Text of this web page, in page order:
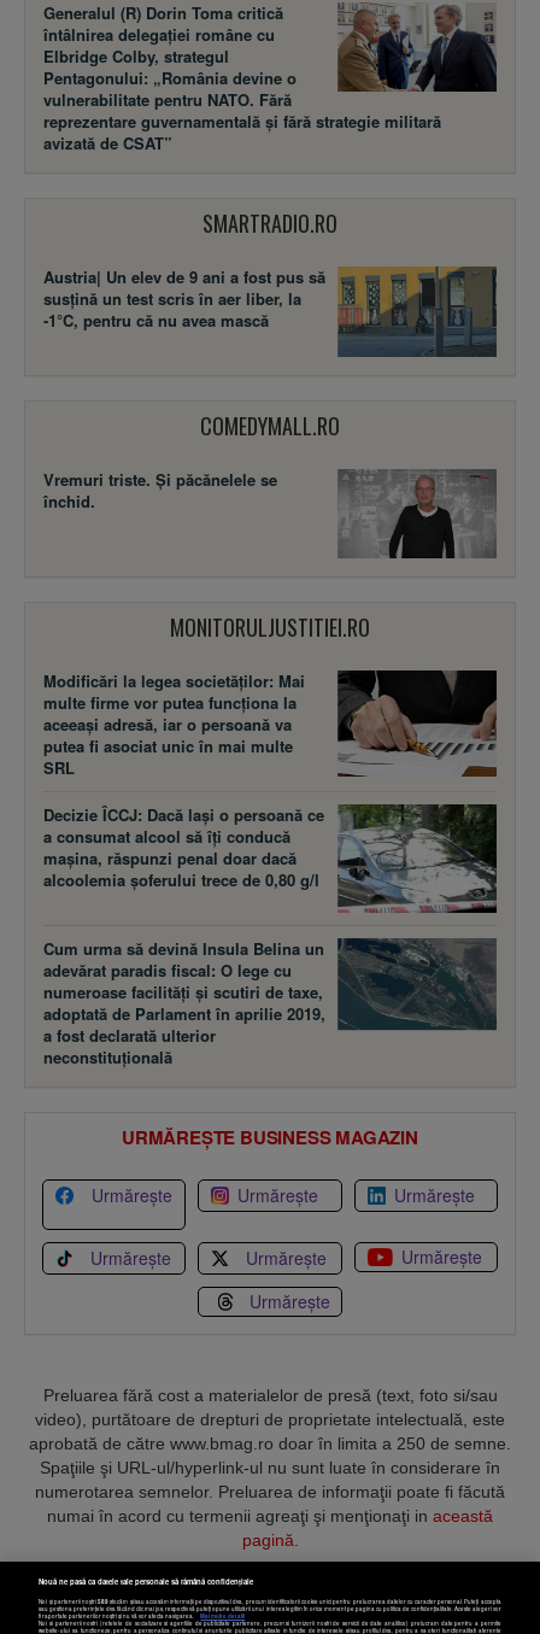
Generalul (R) Dorin Toma critică
întâlnirea delegației române cu
Elbridge Colby, strategul
Pentagonului: „România devine o
vulnerabilitate pentru NATO. Fără
reprezentare guvernamentală și fără strategie militară
avizată de CSAT”
SMARTRADIO.RO
Austria| Un elev de 9 ani a fost pus să
susţină un test scris în aer liber, la
-1°C, pentru că nu avea mască
COMEDYMALL.RO
Vremuri triste. Şi păcănelele se
închid.
MONITORULJUSTITIEI.RO
Modificări la legea societăţilor: Mai
multe firme vor putea funcţiona la
aceeaşi adresă, iar o persoană va
putea fi asociat unic în mai multe
SRL
Decizie ÎCCJ: Dacă laşi o persoană ce
a consumat alcool să îţi conducă
maşina, răspunzi penal doar dacă
alcoolemia şoferului trece de 0,80 g/l
Cum urma să devină Insula Belina un
adevărat paradis fiscal: O lege cu
numeroase facilităţi şi scutiri de taxe,
adoptată de Parlament în aprilie 2019,
a fost declarată ulterior
neconstituţională
URMĂREȘTE BUSINESS MAGAZIN
Urmărește Urmărește Urmărește
Urmărește Urmărește
Urmărește
Urmărește
Preluarea fără cost a materialelor de presă (text, foto si/sau
video), purtătoare de drepturi de proprietate intelectuală, este
aprobată de către www.bmag.ro doar în limita a 250 de semne.
Spaţiile şi URL-ul/hyperlink-ul nu sunt luate în considerare în
numerotarea semnelor. Preluarea de informaţii poate fi făcută
numai în acord cu termenii agreaţi şi menţionaţi in această
pagină
Nouă ne pasă ca datele tale personale să rămână confidențiale
Noi și partenerii noștri589stocăm și/sau accesăm informații pe dispozitivul dvs., precum identificatorii cookie unici pentru prelucrarea datelor cu caracter personal. Puteți accepta
sau gestiona preferințele dvs. făcând clic mai jos, respectiv vă puteți opune utilizării unui interes legitim în orice moment pe pagina cu politica de confidențialitate. Aceste alegeri vor
fi raportate partenerilor noștri și nu vă vor afecta navigarea.
Mai multe detalii
Noi si partenerii nostri (retelele de socializare si agentiile de publicitate partenere, precum si furnizorii nostri de servicii de date analitice) prelucram date pentru a permite
website-ului sa functioneze, pentru a personaliza continutul si anunturile publicitare afisate in functie de interesele si/sau profilul dvs., pentru a va oferi functionalitati aferente